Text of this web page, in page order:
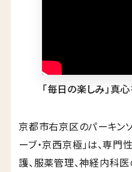
お
見
不
ー
「毎日の楽しみ」真
京都市右京区のパーキン
ーブ・京西京極」は、専門
護、服薬管理、神経内科